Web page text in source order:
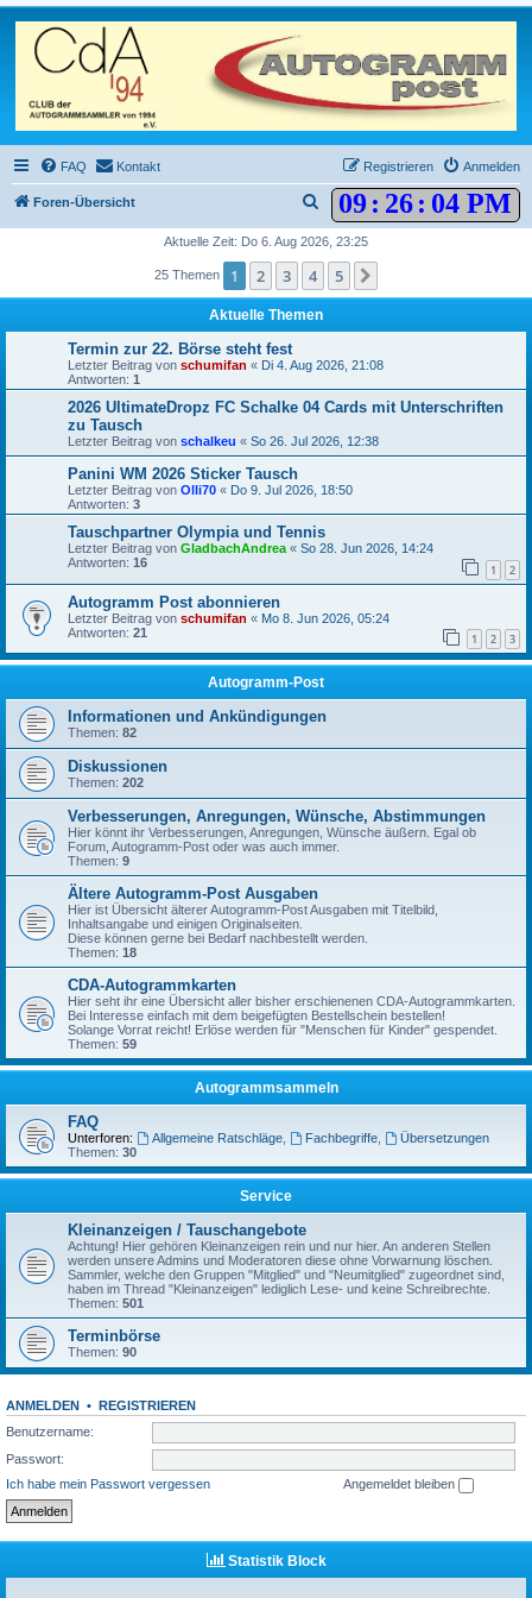
FAQ Kontakt Anmelden
Registrieren
Foren-Übersicht 09 : 26: 04 PM
u
h
e
Aktuelle Zeit: Do 6. Aug 2026, 23:25
25 Themen 1 2 3 4 5
Aktuelle Themen
Termin zur 22. Börse steht fest
Letzter Beitrag von schumifan « Di 4. Aug 2026, 21:08
Antworten: 1
2026 UltimateDropz FC Schalke 04 Cards mit Unterschriften
zu Tausch
Letzter Beitrag von schalkeu « So 26. Jul 2026, 12:38
Panini WM 2026 Sticker Tausch
Letzter Beitrag von Olli70 « Do 9. Jul 2026, 18:50
Antworten: 3
Tauschpartner Olympia und Tennis
Letzter Beitrag von GladbachAndrea « So 28. Jun 2026, 14:24
Antworten: 16 1 2
Autogramm Post abonnieren
Letzter Beitrag von schumifan « Mo 8. Jun 2026, 05:24
Antworten: 21 1 2 3
Autogramm-Post
Informationen und Ankündigungen
Themen: 82
Diskussionen
Themen: 202
Verbesserungen, Anregungen, Wünsche, Abstimmungen
Hier könnt ihr Verbesserungen, Anregungen, Wünsche äußern. Egal ob
Forum, Autogramm-Post oder was auch immer.
Themen: 9
Ältere Autogramm-Post Ausgaben
Hier ist Übersicht älterer Autogramm-Post Ausgaben mit Titelbild,
Inhaltsangabe und einigen Originalseiten.
Diese können gerne bei Bedarf nachbestellt werden.
Themen: 18
CDA-Autogrammkarten
Hier seht ihr eine Übersicht aller bisher erschienenen CDA-Autogrammkarten.
Bei Interesse einfach mit dem beigefügten Bestellschein bestellen!
Solange Vorrat reicht! Erlöse werden für "Menschen für Kinder" gespendet.
Themen: 59
Autogrammsammeln
FAQ
Unterforen: Allgemeine Ratschläge, Fachbegriffe,
Übersetzungen
Themen: 30
Service
Kleinanzeigen / Tauschangebote
Achtung! Hier gehören Kleinanzeigen rein und nur hier. An anderen Stellen
werden unsere Admins und Moderatoren diese ohne Vorwarnung löschen.
Sammler, welche den Gruppen "Mitglied" und "Neumitglied" zugeordnet sind,
haben im Thread "Kleinanzeigen" lediglich Lese- und keine Schreibrechte.
Themen: 501
Terminbörse
Themen: 90
ANMELDEN •
REGISTRIEREN
Benutzername:
Passwort:
Ich habe mein Passwort vergessen
Angemeldet bleiben
Statistik Block